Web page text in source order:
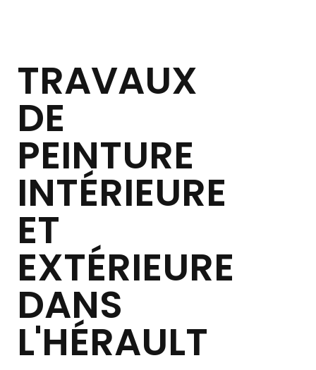
TRAVAUX
DE
PEINTURE
INTÉRIEURE
ET
EXTÉRIEURE
DANS
L'HÉRAULT